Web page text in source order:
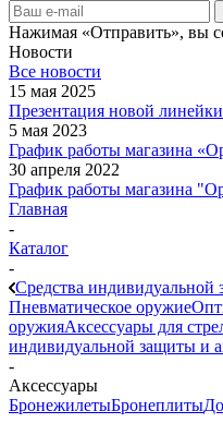
Нажимая «Отправить», вы
Новости
Все новости
15 мая 2025
Презентация новой
5 мая 2023
График работы магазина
30 апреля 2022
График работы магазина
Главная
-
Каталог
-
Средства
Пневматическое оружие
оружияАксессуары для
индивидуальной защиты и
-
Аксессуары
БронежилетыБронеплиты